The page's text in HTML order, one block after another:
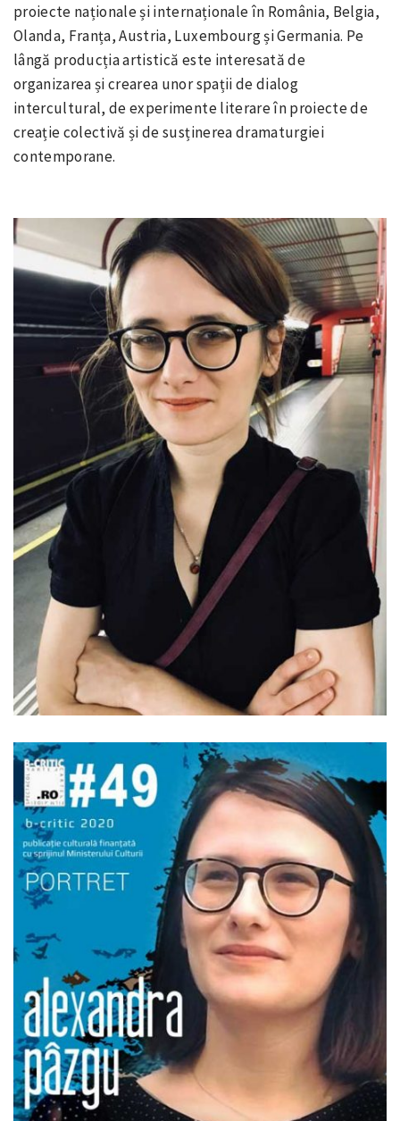
proiecte naționale și internaționale în România, Belgia,
Olanda, Franța, Austria, Luxembourg și Germania. Pe
lângă producția artistică este interesată de
organizarea și crearea unor spații de dialog
intercultural, de experimente literare în proiecte de
creație colectivă și de susținerea dramaturgiei
contemporane.